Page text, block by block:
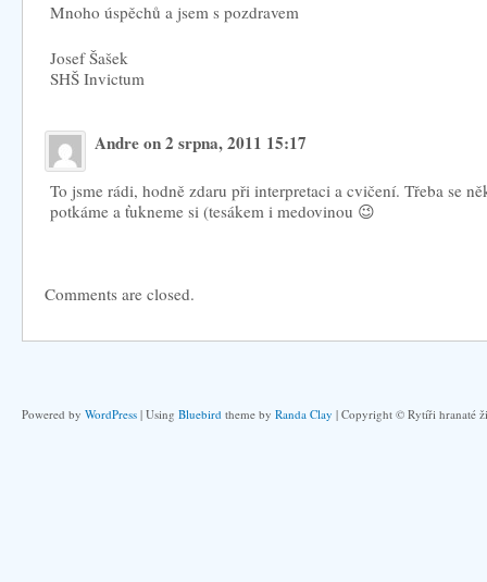
Mnoho úspěchů a jsem s pozdravem
Josef Šašek
SHŠ Invictum
Andre on 2 srpna, 2011 15:17
To jsme rádi, hodně zdaru při interpretaci a cvičení. Třeba se
potkáme a ťukneme si (tesákem i medovinou 😉
Comments are closed.
Powered by WordPress | Using Bluebird theme by Randa Clay | Copyright © Rytíři hranaté